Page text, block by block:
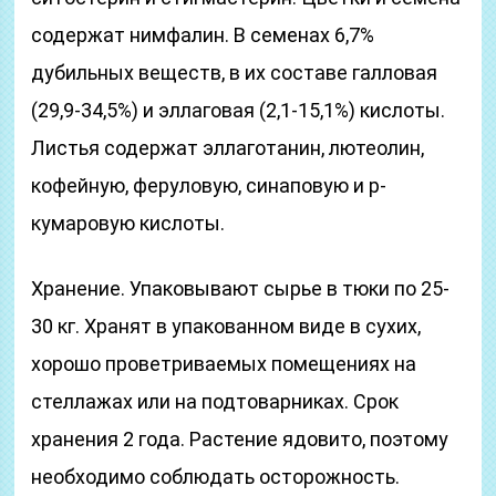
содержат нимфалин. В семенах 6,7%
дубильных веществ, в их составе галловая
(29,9-34,5%) и эллаговая (2,1-15,1%) кислоты.
Листья содержат эллаготанин, лютеолин,
кофейную, феруловую, синаповую и p-
кумаровую кислоты.
Хранение. Упаковывают сырье в тюки по 25-
30 кг. Хранят в упакованном виде в сухих,
хорошо проветриваемых помещениях на
стеллажах или на подтоварниках. Срок
хранения 2 года. Растение ядовито, поэтому
необходимо соблюдать осторожность.